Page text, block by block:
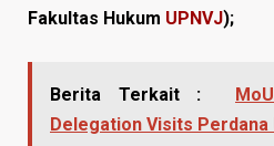
Fakultas Hukum UPNVJ);
Berita Terkait :
Delegation Visits